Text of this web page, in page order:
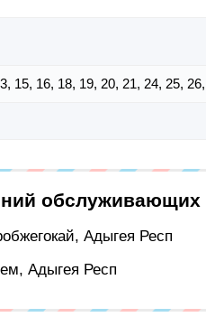
15, 16, 18, 19, 20, 21, 24, 25,
обслуживающих
Адыгея Респ
Адыгея Респ